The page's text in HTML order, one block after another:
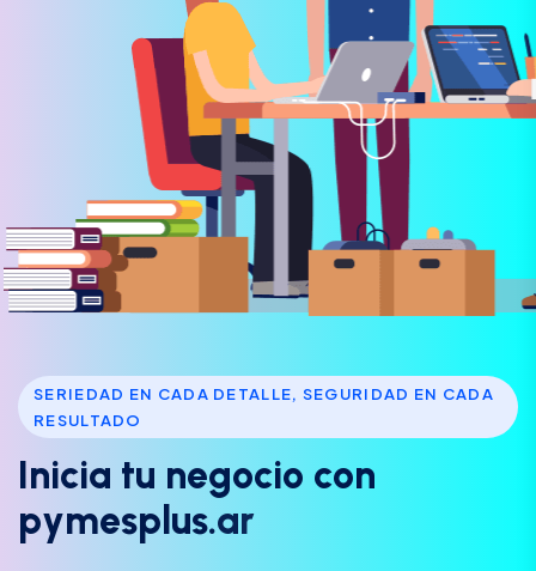
SERIEDAD EN CADA DETALLE, SEGURIDAD EN CADA
RESULTADO
Inicia tu negocio con
pymesp us.ar